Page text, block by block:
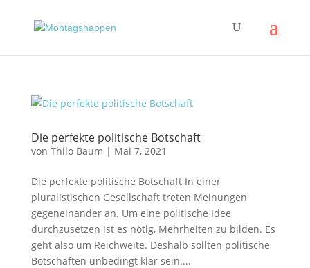
Die perfekte politische Botschaft
von Thilo Baum | Mai 7, 2021
Die perfekte politische Botschaft In einer
pluralistischen Gesellschaft treten Meinungen
gegeneinander an. Um eine politische Idee
durchzusetzen ist es nötig, Mehrheiten zu bilden. Es
geht also um Reichweite. Deshalb sollten politische
Botschaften unbedingt klar sein....